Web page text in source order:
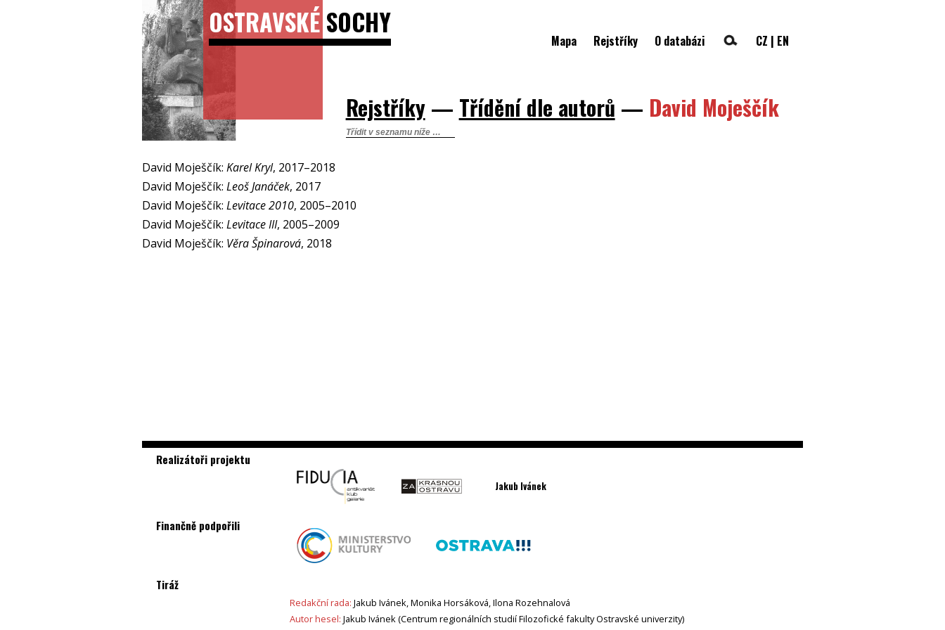
OSTRAVSKÉSOCHY
Mapa Rejstříky O databázi CZ | EN
Rejstříky— Třídění dle autorů — David Moješčík
David Moješčík: Karel Kryl, 2017–2018
David Moješčík: Leoš Janáček, 2017
David Moješčík: Levitace 2010, 2005–2010
David Moješčík: Levitace III, 2005–2009
David Moješčík: Věra Špinarová, 2018
Realizátoři projektu
Jakub Ivánek
Finančně podpořili
Tiráž
Redakční rada: Jakub Ivánek, Monika Horsáková, Ilona Rozehnalová
Autor hesel: Jakub Ivánek (Centrum regionálních studií Filozofické fakulty Ostravské univerzity)